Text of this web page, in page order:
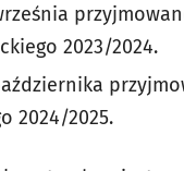
2023/2024.
2024/2025.